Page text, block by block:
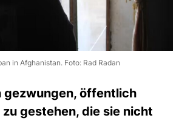
in Afghanistan. Foto: Rad Radan
gezwungen, öffentlich
gestehen, die sie nicht